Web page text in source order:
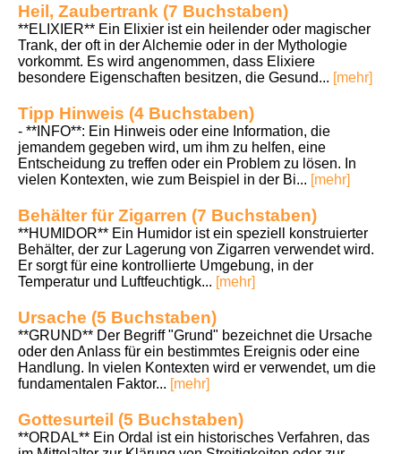
Heil, Zaubertrank (7 Buchstaben)
**ELIXIER** Ein Elixier ist ein heilender oder magischer
Trank, der oft in der Alchemie oder in der Mythologie
vorkommt. Es wird angenommen, dass Elixiere
besondere Eigenschaften besitzen, die Gesund... [mehr]
Tipp Hinweis (4 Buchstaben)
- **INFO**: Ein Hinweis oder eine Information, die
jemandem gegeben wird, um ihm zu helfen, eine
Entscheidung zu treffen oder ein Problem zu lösen. In
vielen Kontexten, wie zum Beispiel in der Bi... [mehr]
Behälter für Zigarren (7 Buchstaben)
**HUMIDOR** Ein Humidor ist ein speziell konstruierter
Behälter, der zur Lagerung von Zigarren verwendet wird.
Er sorgt für eine kontrollierte Umgebung, in der
Temperatur und Luftfeuchtigk... [mehr]
Ursache (5 Buchstaben)
**GRUND** Der Begriff "Grund" bezeichnet die Ursache
oder den Anlass für ein bestimmtes Ereignis oder eine
Handlung. In vielen Kontexten wird er verwendet, um die
fundamentalen Faktor... [mehr]
Gottesurteil (5 Buchstaben)
**ORDAL** Ein Ordal ist ein historisches Verfahren, das